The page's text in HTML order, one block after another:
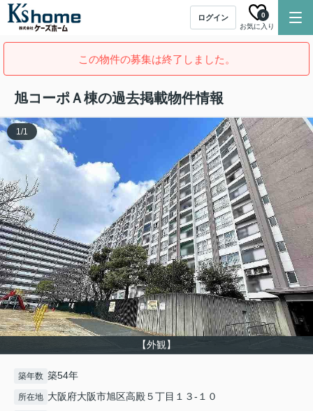
ログイン
お気に入り
0
この物件の募集は終了しました。
旭コーポＡ棟の過去掲載物件情報
【外観】
1/1
築年数 築54年
所在地 大阪府大阪市旭区高殿５丁目１３-１０